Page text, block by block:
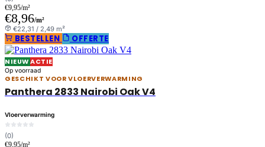
€9,95/m²
€8,96/m²
€22,31 / 2,49 m²
BESTELLEN OFFERTE
NIEUWACTIE
Op voorraad
GESCHIKT VOOR VLOERVERWARMING
Panthera 2833 Nairobi Oak V4
Vloerverwarming
(0)
€9,95/m²